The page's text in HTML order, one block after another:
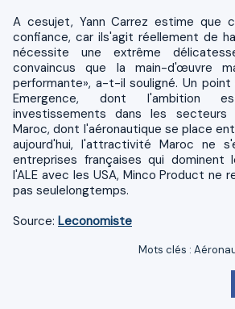
A cesujet, Yann Carrez estime que
confiance, car ils'agit réellement de
nécessite une extrême
convaincus que la main-d'œuvre
performante», a-t-il souligné. Un
Emergence, dont l'ambition
investissements dans les secteurs
Maroc, dont l'aéronautique se place
aujourd'hui, l'attractivité Maroc ne
entreprises françaises qui dominent
l'ALE avec les USA, Minco Product ne
pas seulelongtemps.
Source: Leconomiste
Mots clés :